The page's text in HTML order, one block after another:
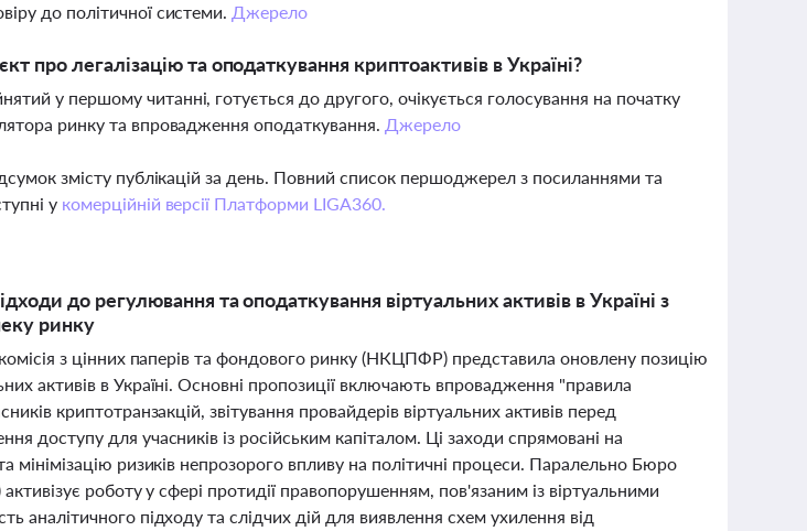
до політичної системи. Джерело
про легалізацію та оподаткування криптоактивів в Україні?
у першому читанні, готується до другого, очікується голосування на початку
ринку та впровадження оподаткування. Джерело
змісту публікацій за день. Повний список першоджерел з посиланнями та
у комерційній версії Платформи LIGA360.
до регулювання та оподаткування віртуальних активів в Україні з
ринку
з цінних паперів та фондового ринку (НКЦПФР) представила оновлену позицію
активів в Україні. Основні пропозиції включають впровадження "правила
криптотранзакцій, звітування провайдерів віртуальних активів перед
доступу для учасників із російським капіталом. Ці заходи спрямовані на
мінімізацію ризиків непрозорого впливу на політичні процеси. Паралельно Бюро
роботу у сфері протидії правопорушенням, пов'язаним із віртуальними
аналітичного підходу та слідчих дій для виявлення схем ухилення від